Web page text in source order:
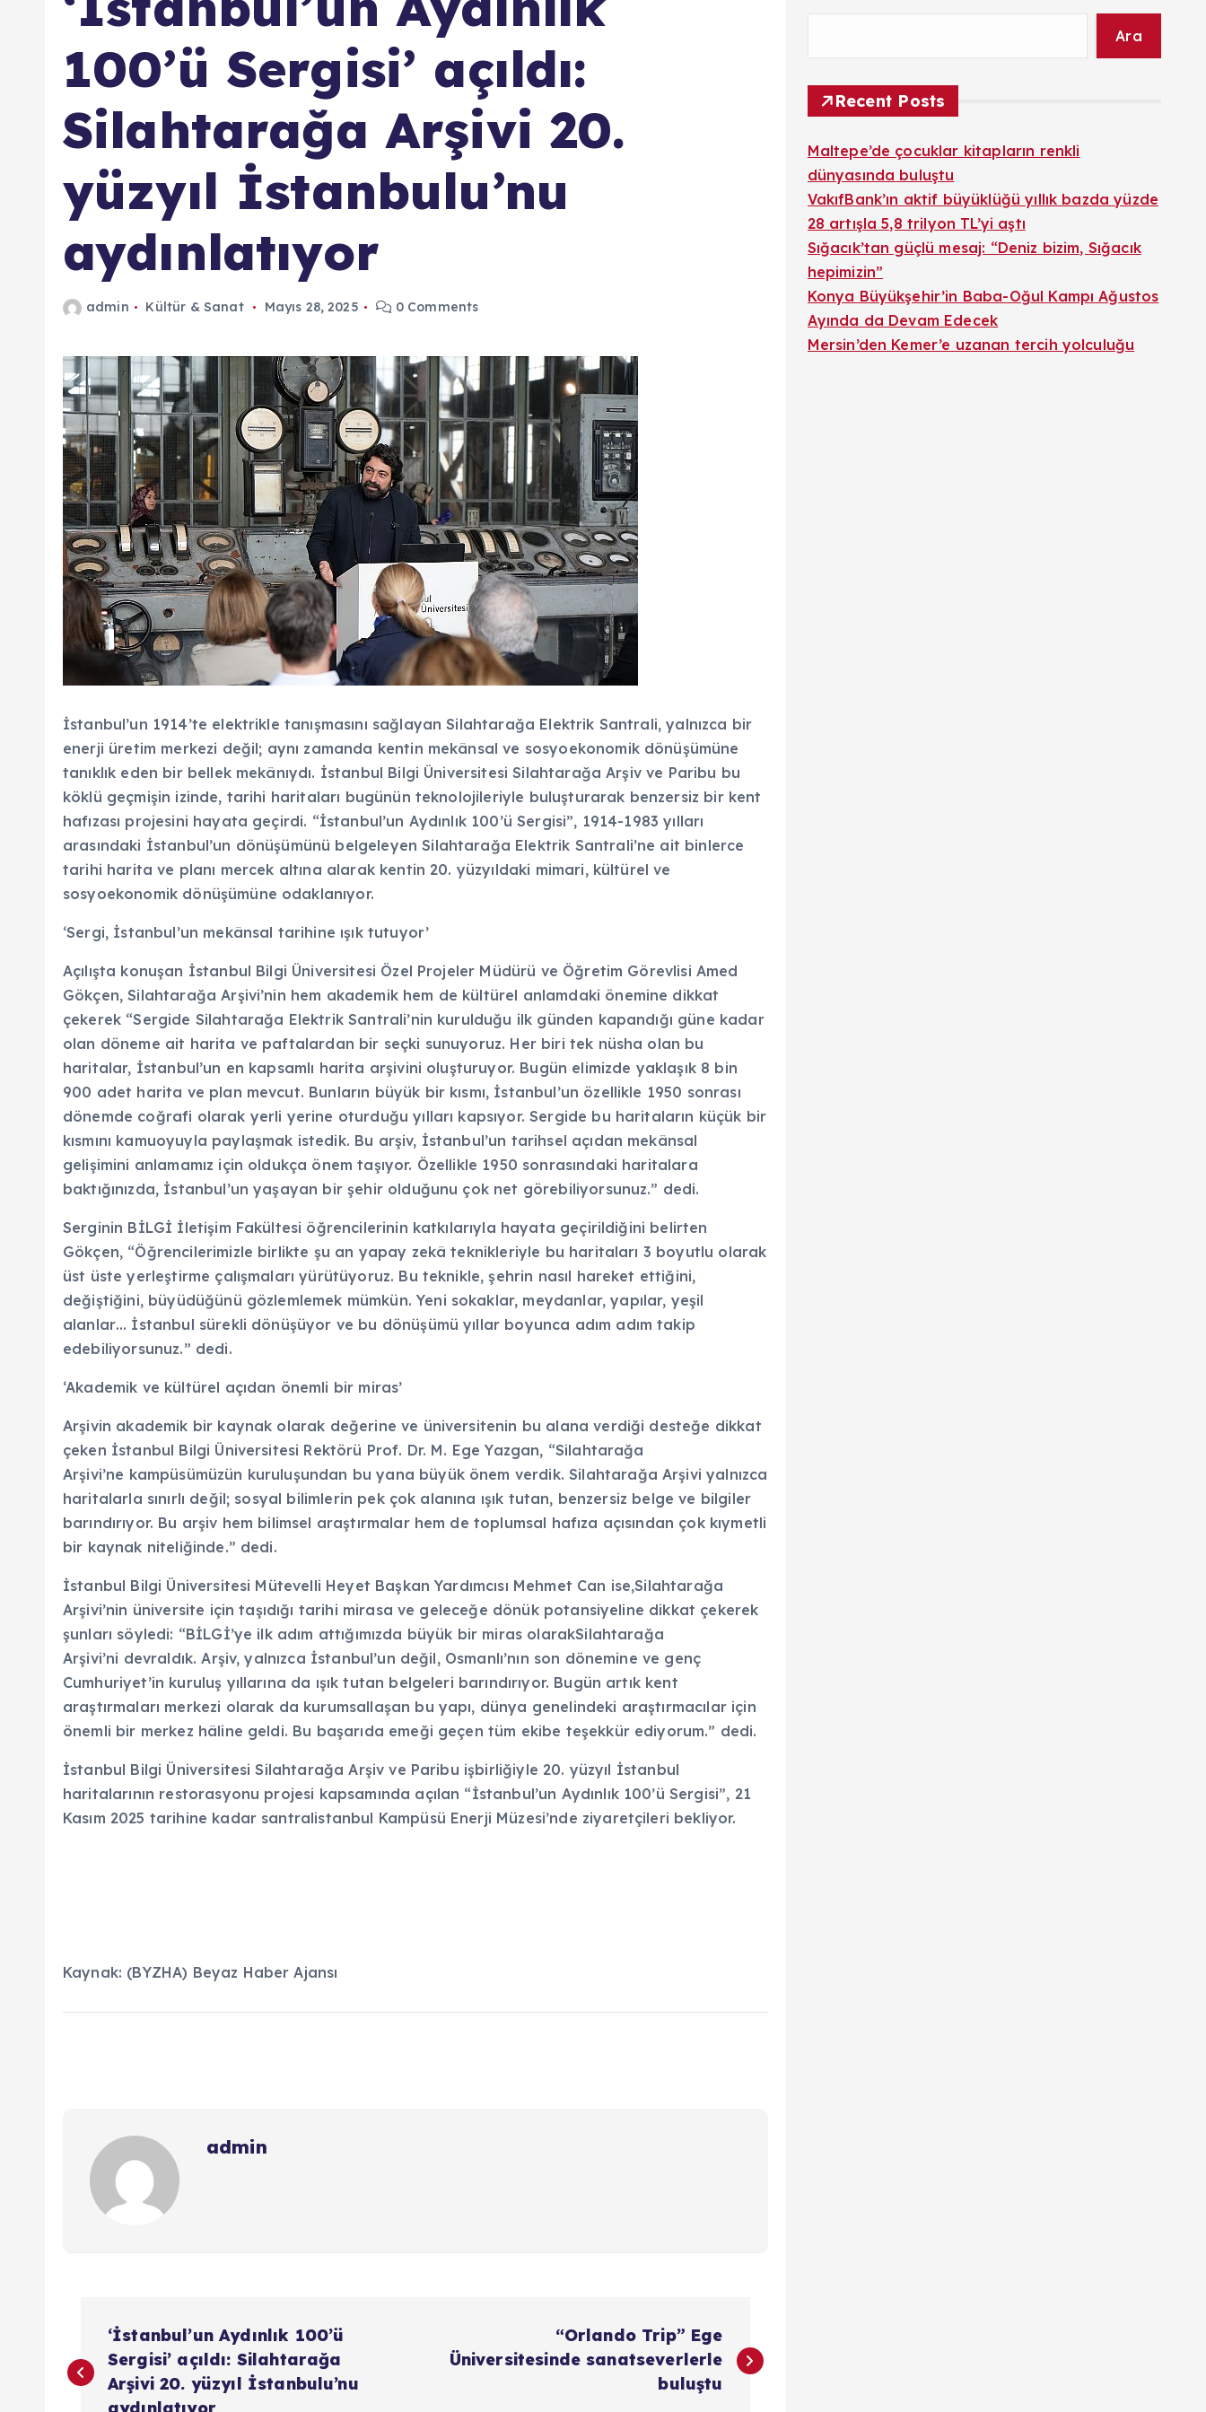
100’ü Sergisi’ açıldı:
Silahtarağa Arşivi 20.
yüzyıl İstanbulu’nu
aydınlatıyor
admin Kültür & Sanat Mayıs 28, 2025 0 Comments
İstanbul’un 1914’te elektrikle tanışmasını sağlayan Silahtarağa Elektrik Santrali, yalnızca bir
enerji üretim merkezi değil; aynı zamanda kentin mekânsal ve sosyoekonomik dönüşümüne
tanıklık eden bir bellek mekânıydı. İstanbul Bilgi Üniversitesi Silahtarağa Arşiv ve Paribu bu
köklü geçmişin izinde, tarihi haritaları bugünün teknolojileriyle buluşturarak benzersiz bir kent
hafızası projesini hayata geçirdi. “İstanbul’un Aydınlık 100’ü Sergisi”, 1914-1983 yılları
arasındaki İstanbul’un dönüşümünü belgeleyen Silahtarağa Elektrik Santrali’ne ait binlerce
tarihi harita ve planı mercek altına alarak kentin 20. yüzyıldaki mimari, kültürel ve
sosyoekonomik dönüşümüne odaklanıyor.
‘Sergi, İstanbul’un mekânsal tarihine ışık tutuyor’
Açılışta konuşan İstanbul Bilgi Üniversitesi Özel Projeler Müdürü ve Öğretim Görevlisi Amed
Gökçen, Silahtarağa Arşivi’nin hem akademik hem de kültürel anlamdaki önemine dikkat
çekerek “Sergide Silahtarağa Elektrik Santrali’nin kurulduğu ilk günden kapandığı güne kadar
olan döneme ait harita ve paftalardan bir seçki sunuyoruz. Her biri tek nüsha olan bu
haritalar, İstanbul’un en kapsamlı harita arşivini oluşturuyor. Bugün elimizde yaklaşık 8 bin
900 adet harita ve plan mevcut. Bunların büyük bir kısmı, İstanbul’un özellikle 1950 sonrası
dönemde coğrafi olarak yerli yerine oturduğu yılları kapsıyor. Sergide bu haritaların küçük bir
kısmını kamuoyuyla paylaşmak istedik. Bu arşiv, İstanbul’un tarihsel açıdan mekânsal
gelişimini anlamamız için oldukça önem taşıyor. Özellikle 1950 sonrasındaki haritalara
baktığınızda, İstanbul’un yaşayan bir şehir olduğunu çok net görebiliyorsunuz.” dedi.
Serginin BİLGİ İletişim Fakültesi öğrencilerinin katkılarıyla hayata geçirildiğini belirten
Gökçen, “Öğrencilerimizle birlikte şu an yapay zekâ teknikleriyle bu haritaları 3 boyutlu olarak
üst üste yerleştirme çalışmaları yürütüyoruz. Bu teknikle, şehrin nasıl hareket ettiğini,
değiştiğini, büyüdüğünü gözlemlemek mümkün. Yeni sokaklar, meydanlar, yapılar, yeşil
alanlar… İstanbul sürekli dönüşüyor ve bu dönüşümü yıllar boyunca adım adım takip
edebiliyorsunuz.” dedi.
‘Akademik ve kültürel açıdan önemli bir miras’
Arşivin akademik bir kaynak olarak değerine ve üniversitenin bu alana verdiği desteğe dikkat
çeken İstanbul Bilgi Üniversitesi Rektörü Prof. Dr. M. Ege Yazgan, “Silahtarağa
Arşivi’ne kampüsümüzün kuruluşundan bu yana büyük önem verdik. Silahtarağa Arşivi yalnızca
haritalarla sınırlı değil; sosyal bilimlerin pek çok alanına ışık tutan, benzersiz belge ve bilgiler
barındırıyor. Bu arşiv hem bilimsel araştırmalar hem de toplumsal hafıza açısından çok kıymetli
bir kaynak niteliğinde.” dedi.
İstanbul Bilgi Üniversitesi Mütevelli Heyet Başkan Yardımcısı Mehmet Can ise,Silahtarağa
Arşivi’nin üniversite için taşıdığı tarihi mirasa ve geleceğe dönük potansiyeline dikkat çekerek
şunları söyledi: “BİLGİ’ye ilk adım attığımızda büyük bir miras olarakSilahtarağa
Arşivi’ni devraldık. Arşiv, yalnızca İstanbul’un değil, Osmanlı’nın son dönemine ve genç
Cumhuriyet’in kuruluş yıllarına da ışık tutan belgeleri barındırıyor. Bugün artık kent
araştırmaları merkezi olarak da kurumsallaşan bu yapı, dünya genelindeki araştırmacılar için
önemli bir merkez hâline geldi. Bu başarıda emeği geçen tüm ekibe teşekkür ediyorum.” dedi.
İstanbul Bilgi Üniversitesi Silahtarağa Arşiv ve Paribu işbirliğiyle 20. yüzyıl İstanbul
haritalarının restorasyonu projesi kapsamında açılan “İstanbul’un Aydınlık 100’ü Sergisi”, 21
Kasım 2025 tarihine kadar santralistanbul Kampüsü Enerji Müzesi’nde ziyaretçileri bekliyor.
Kaynak: (BYZHA) Beyaz Haber Ajansı
admin
a
‘İstanbul’un Aydınlık 100’ü
Sergisi’ açıldı: Silahtarağa
Arşivi 20. yüzyıl İstanbulu’nu
“Orlando Trip” Ege
Üniversitesinde sanatseverlerle
buluştu
Ara
Recent Posts
Maltepe’de çocuklar kitapların renkli
dünyasında buluştu
VakıfBank’ın aktif büyüklüğü yıllık bazda yüzde
28 artışla 5,8 trilyon TL’yi aştı
Sığacık’tan güçlü mesaj: “Deniz bizim, Sığacık
hepimizin”
Konya Büyükşehir’in Baba-Oğul Kampı Ağustos
Ayında da Devam Edecek
Mersin’den Kemer’e uzanan tercih yolculuğu